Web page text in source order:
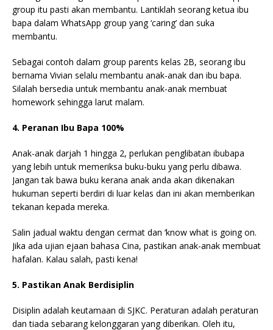
group itu pasti akan membantu. Lantiklah seorang ketua ibu
bapa dalam WhatsApp group yang ‘caring’ dan suka
membantu.
Sebagai contoh dalam group parents kelas 2B, seorang ibu
bernama Vivian selalu membantu anak-anak dan ibu bapa.
Silalah bersedia untuk membantu anak-anak membuat
homework sehingga larut malam.
4. Peranan Ibu Bapa 100%
Anak-anak darjah 1 hingga 2, perlukan penglibatan ibubapa
yang lebih untuk memeriksa buku-buku yang perlu dibawa.
Jangan tak bawa buku kerana anak anda akan dikenakan
hukuman seperti berdiri di luar kelas dan ini akan memberikan
tekanan kepada mereka.
Salin jadual waktu dengan cermat dan ‘know what is going on.
Jika ada ujian ejaan bahasa Cina, pastikan anak-anak membuat
hafalan. Kalau salah, pasti kena!
5. Pastikan Anak Berdisiplin
Disiplin adalah keutamaan di SJKC. Peraturan adalah peraturan
dan tiada sebarang kelonggaran yang diberikan. Oleh itu,